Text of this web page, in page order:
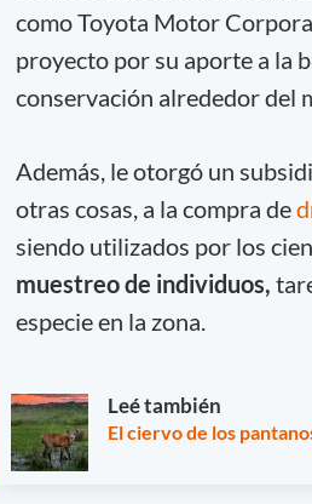
como Toyota Motor
proyecto por su aporte a la
conservación alrededor del
Además, le otorgó un
otras cosas, a la compra de
siendo utilizados por los
muestreo de individuos,
especie en la zona.
Leé también
El ciervo de los